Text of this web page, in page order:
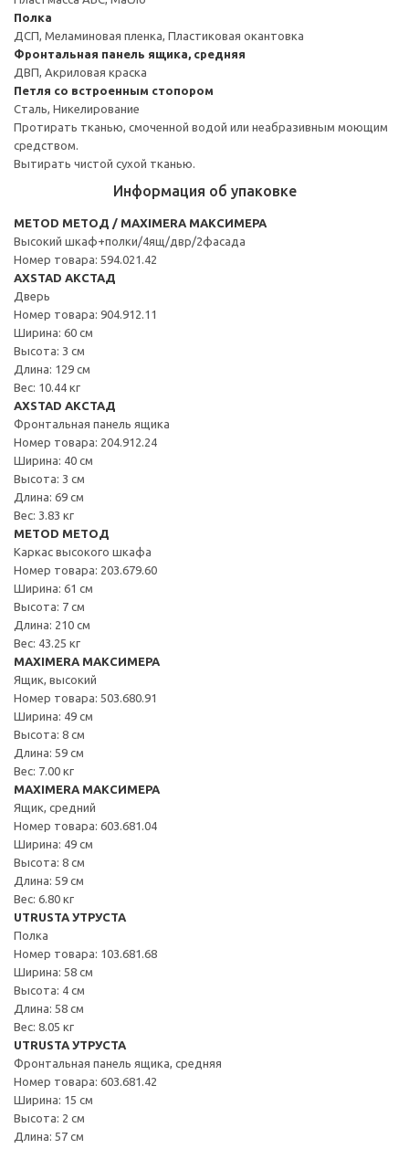
Полка
ДСП, Меламиновая пленка, Пластиковая окантовка
Фронтальная панель ящика, средняя
ДВП, Акриловая краска
Петля со встроенным стопором
Сталь, Никелирование
Протирать тканью, смоченной водой или неабразивным моющим
средством.
Вытирать чистой сухой тканью.
Информация об упаковке
METOD МЕТОД / MAXIMERA МАКСИМЕРА
Высокий шкаф+полки/4ящ/двр/2фасада
Номер товара: 594.021.42
AXSTAD АКСТАД
Дверь
Номер товара: 904.912.11
Ширина: 60 см
Высота: 3 см
Длина: 129 см
Вес: 10.44 кг
AXSTAD АКСТАД
Фронтальная панель ящика
Номер товара: 204.912.24
Ширина: 40 см
Высота: 3 см
Длина: 69 см
Вес: 3.83 кг
METOD МЕТОД
Каркас высокого шкафа
Номер товара: 203.679.60
Ширина: 61 см
Высота: 7 см
Длина: 210 см
Вес: 43.25 кг
MAXIMERA МАКСИМЕРА
Ящик, высокий
Номер товара: 503.680.91
Ширина: 49 см
Высота: 8 см
Длина: 59 см
Вес: 7.00 кг
MAXIMERA МАКСИМЕРА
Ящик, средний
Номер товара: 603.681.04
Ширина: 49 см
Высота: 8 см
Длина: 59 см
Вес: 6.80 кг
UTRUSTA УТРУСТА
Полка
Номер товара: 103.681.68
Ширина: 58 см
Высота: 4 см
Длина: 58 см
Вес: 8.05 кг
UTRUSTA УТРУСТА
Фронтальная панель ящика, средняя
Номер товара: 603.681.42
Ширина: 15 см
Высота: 2 см
Длина: 57 см